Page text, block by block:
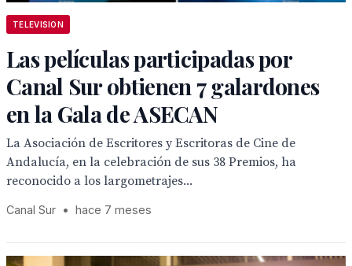
TELEVISION
Las películas participadas por
Canal Sur obtienen 7 galardones
en la Gala de ASECAN
La Asociación de Escritores y Escritoras de Cine de
Andalucía, en la celebración de sus 38 Premios, ha
reconocido a los largometrajes...
Canal Sur • hace 7 meses